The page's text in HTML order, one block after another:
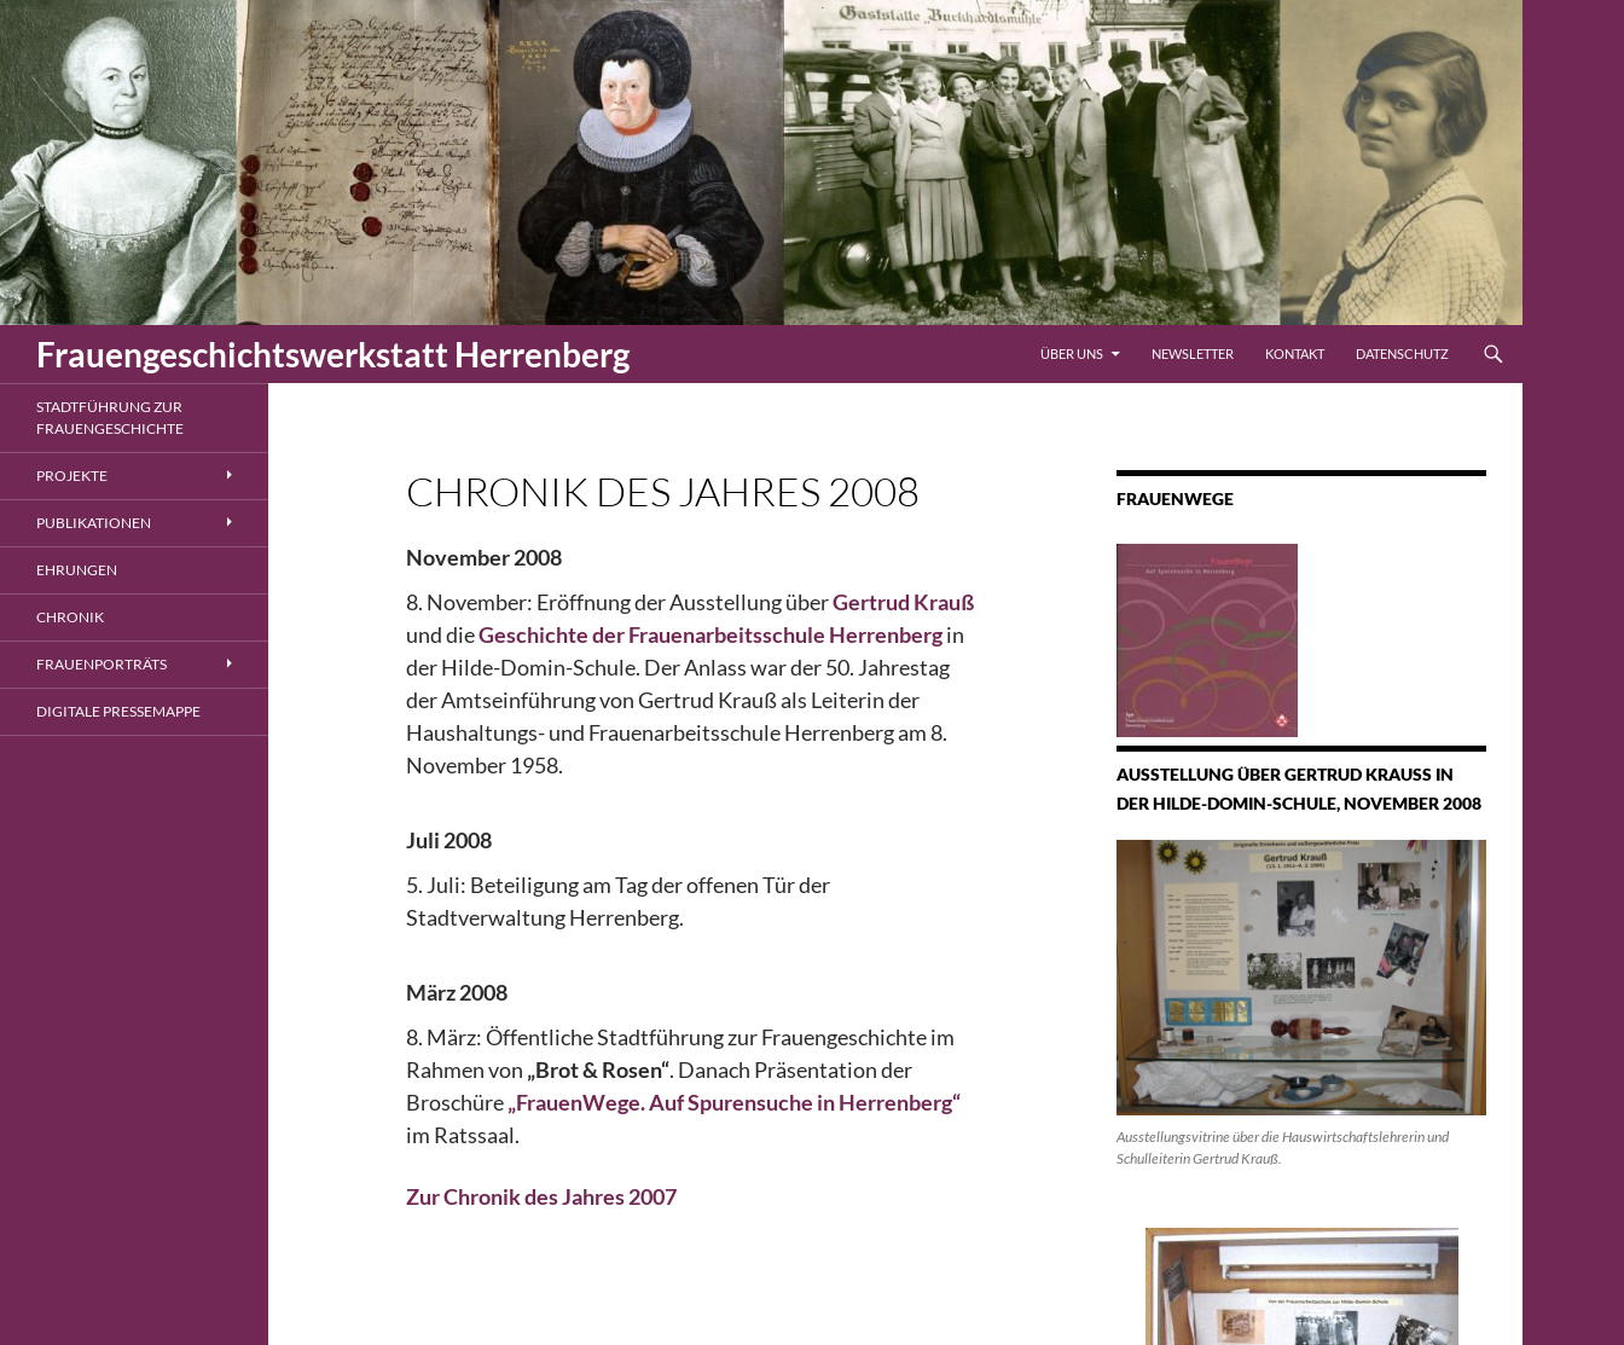
Zum
Inhalt
springen
Frauengeschichtswerkstatt Herrenberg
Suchen
ÜBER UNS NEWSLETTER KONTAKT DATENSCHUTZ
CHRONIK DES JAHRES 2008
November 2008
8. November: Eröffnung der Ausstellung überGertrud Krauß
und dieGeschichte der Frauenarbeitsschule Herrenbergin
der Hilde-Domin-Schule. Der Anlass war der 50. Jahrestag
der Amtseinführung von Gertrud Krauß als Leiterin der
Haushaltungs- und Frauenarbeitsschule Herrenberg am 8.
November 1958.
Juli 2008
5. Juli: Beteiligung am Tag der offenen Tür der
Stadtverwaltung Herrenberg.
März 2008
8. März: Öffentliche Stadtführung zur Frauengeschichte im
Rahmen von „Brot & Rosen“. Danach Präsentation der
Broschüre„FrauenWege. Auf Spurensuche in Herrenberg“
im Ratssaal.
Zur Chronik des Jahres 2007
FRAUENWEGE
AUSSTELLUNG ÜBER GERTRUD KRAUSS IN D
ER HILDE-DOMIN-SCHULE, NOVEMBER 2008
Ausstellungsvitrine über die Hauswirtschaftslehrerin und
Schulleiterin Gertrud Krauß.
STADTFÜHRUNG ZUR
FRAUENGESCHICHTE
PROJEKTE
PUBLIKATIONEN
EHRUNGEN
CHRONIK
FRAUENPORTRÄTS
DIGITALE PRESSEMAPPE